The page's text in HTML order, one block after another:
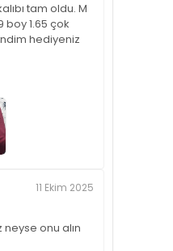
tam oldu. M
boy 1.65 çok
hediyeniz
11 Ekim 2025
onu alın